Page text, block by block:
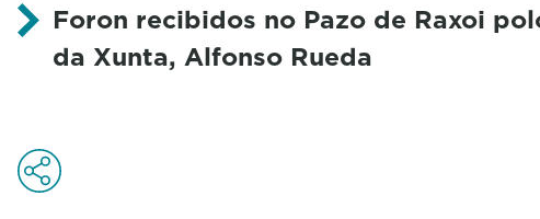
Foron recibidos no Pazo de Raxoi
da Xunta, Alfonso Rueda